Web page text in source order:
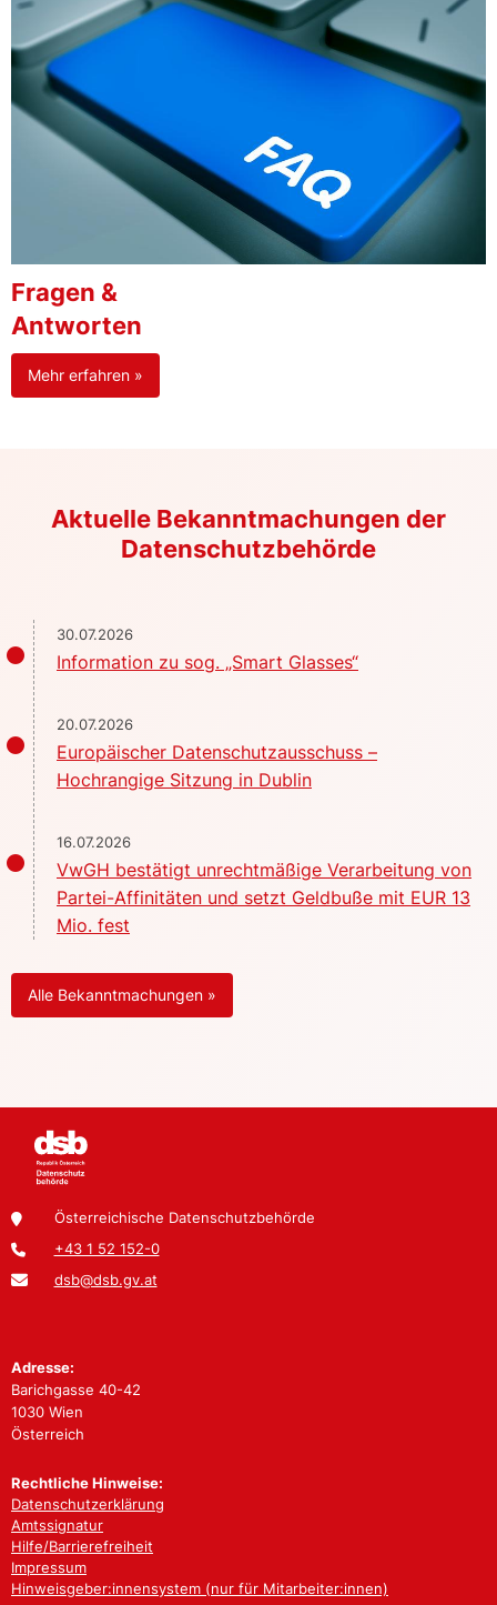
Fragen &
Antworten
Mehr erfahren »
Aktuelle Bekanntmachungen der
Datenschutzbehörde
30.07.2026
Information zu sog. „Smart Glasses“
20.07.2026
Europäischer Datenschutzausschuss –
Hochrangige Sitzung in Dublin
16.07.2026
VwGH bestätigt unrechtmäßige Verarbeitung von
Partei-Affinitäten und setzt Geldbuße mit EUR 13
Mio. fest
Alle Bekanntmachungen »
Österreichische Datenschutzbehörde
+43 1 52 152-0
dsb@dsb.gv.at
Adresse:
Barichgasse 40-42
1030 Wien
Österreich
Rechtliche Hinweise:
Datenschutzerklärung
Amtssignatur
Hilfe/Barrierefreiheit
Impressum
Hinweisgeber:innensystem (nur für Mitarbeiter:innen)